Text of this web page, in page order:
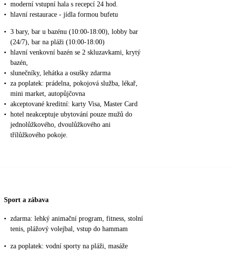
• moderní vstupní hala s recepcí 24 hod.
• hlavní restaurace - jídla formou bufetu
• 3 bary, bar u bazénu (10:00-18:00), lobby bar
(24/7), bar na pláži (10:00-18:00)
• hlavní venkovní bazén se 2 skluzavkami, krytý
bazén,
• slunečníky, lehátka a osušky zdarma
• za poplatek: prádelna, pokojová služba, lékař,
mini market, autopůjčovna
• akceptované kreditní: karty Visa, Master Card
• hotel neakceptuje ubytování pouze mužů do
jednolůžkového, dvoulůžkového ani
třílůžkového pokoje.
Sport a zábava
• zdarma: lehký animační program, fitness, stolní
tenis, plážový volejbal, vstup do hammam
• za poplatek: vodní sporty na pláži, masáže